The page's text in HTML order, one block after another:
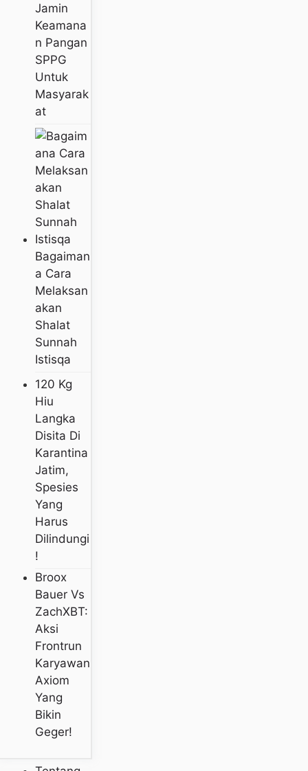
Jamin
Keamana
N Pangan
SPPG
Untuk
Masyarak
At
Bagaiman
A Cara
Melaksan
Akan
Shalat
Sunnah
Istisqa
120 Kg
Hiu
Langka
Disita Di
Karantina
Jatim,
Spesies
Yang
Harus
Dilindungi
!
Broox
Bauer Vs
ZachXBT:
Aksi
Frontrun
Karyawan
Axiom
Yang
Bikin
Geger!